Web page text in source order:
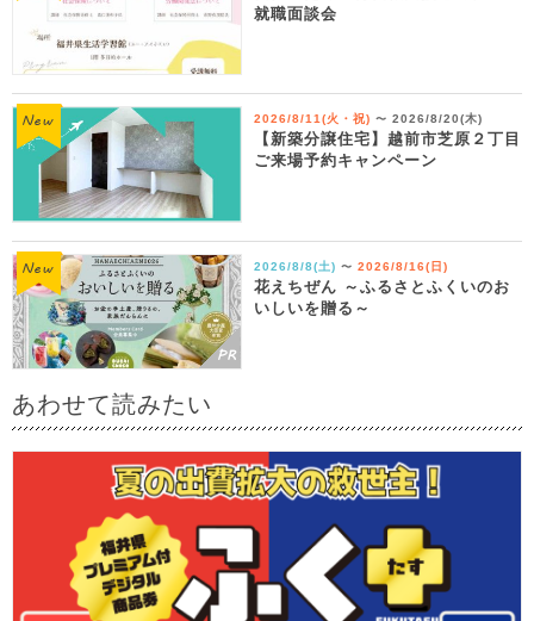
就職面談会
2026/8/11(火・祝) 〜 2026/8/20(木)
【新築分譲住宅】越前市芝原２丁目
ご来場予約キャンペーン
2026/8/8(土) 〜 2026/8/16(日)
花えちぜん ～ふるさとふくいのお
いしいを贈る～
あわせて読みたい